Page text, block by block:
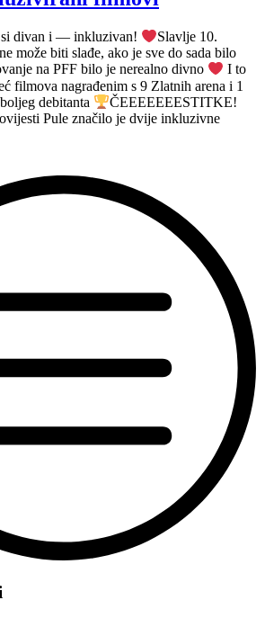
si divan i — inkluzivan!
Slavlje 10.
može biti slađe, ako je sve do sada bilo
na PFF bilo je nerealno divno
I to
filmova nagrađenim s 9 Zlatnih arena i 1
debitanta
ČEEEEEEESTITKE!
Pule značilo je dvije inkluzivne